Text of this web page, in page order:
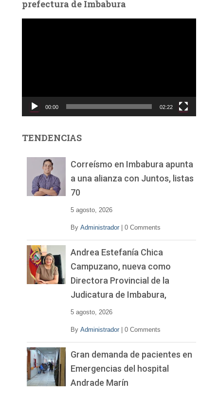
prefectura de Imbabura
c
d
00:00 02:22
TENDENCIAS
Correísmo en Imbabura apunta
a una alianza con Juntos, listas
70
5 agosto, 2026
By Administrador 0 Comments
Andrea Estefanía Chica
Campuzano, nueva como
Directora Provincial de la
Judicatura de Imbabura,
5 agosto, 2026
By Administrador 0 Comments
Gran demanda de pacientes en
Emergencias del hospital
Andrade Marín